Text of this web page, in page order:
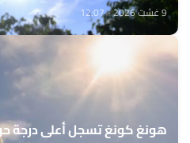
9 غشت 2026 - 12:07
هونغ كونغ تسجل أعلى درجة حرارة